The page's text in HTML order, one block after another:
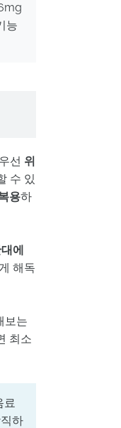
능
선 위
수 있
용하
에
해독
보는
최소
료
하